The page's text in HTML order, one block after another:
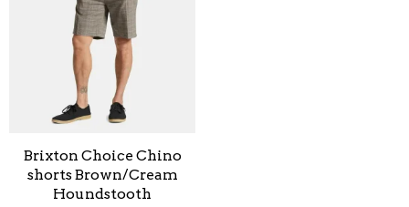
Brixton Choice Chino
shorts Brown/Cream
Houndstooth